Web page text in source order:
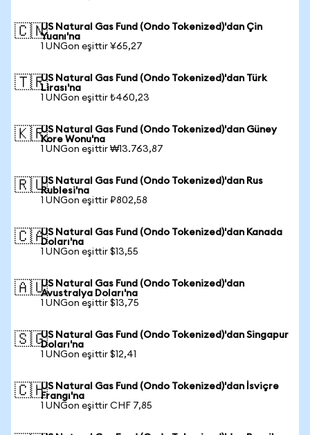
🇨🇳US Natural Gas Fund (Ondo Tokenized)'dan Çin
Yuanı'na
1 UNGon eşittir ¥65,27
🇹🇷US Natural Gas Fund (Ondo Tokenized)'dan Türk
Lirası'na
1 UNGon eşittir ₺460,23
🇰🇷US Natural Gas Fund (Ondo Tokenized)'dan Güney
Kore Wonu'na
1 UNGon eşittir ₩13.763,87
🇷🇺US Natural Gas Fund (Ondo Tokenized)'dan Rus
Rublesi'na
1 UNGon eşittir ₽802,58
🇨🇦US Natural Gas Fund (Ondo Tokenized)'dan Kanada
Doları'na
1 UNGon eşittir $13,55
🇦🇺US Natural Gas Fund (Ondo Tokenized)'dan
Avustralya Doları'na
1 UNGon eşittir $13,75
🇸🇬US Natural Gas Fund (Ondo Tokenized)'dan Singapur
Doları'na
1 UNGon eşittir $12,41
🇨🇭US Natural Gas Fund (Ondo Tokenized)'dan İsviçre
Frangı'na
1 UNGon eşittir CHF 7,85